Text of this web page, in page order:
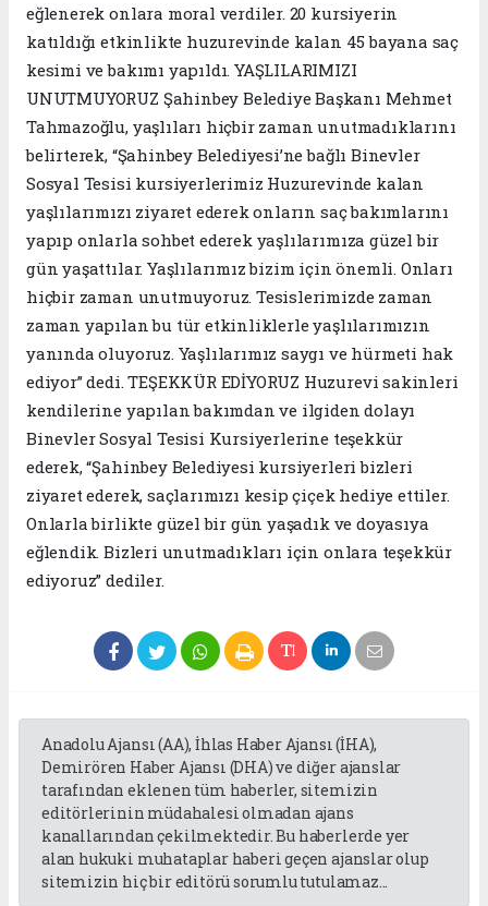
eğlenerek onlara moral verdiler. 20 kursiyerin
katıldığı etkinlikte huzurevinde kalan 45 bayana saç
kesimi ve bakımı yapıldı. YAŞLILARIMIZI
UNUTMUYORUZ Şahinbey Belediye Başkanı Mehmet
Tahmazoğlu, yaşlıları hiçbir zaman unutmadıklarını
belirterek, “Şahinbey Belediyesi’ne bağlı Binevler
Sosyal Tesisi kursiyerlerimiz Huzurevinde kalan
yaşlılarımızı ziyaret ederek onların saç bakımlarını
yapıp onlarla sohbet ederek yaşlılarımıza güzel bir
gün yaşattılar. Yaşlılarımız bizim için önemli. Onları
hiçbir zaman unutmuyoruz. Tesislerimizde zaman
zaman yapılan bu tür etkinliklerle yaşlılarımızın
yanında oluyoruz. Yaşlılarımız saygı ve hürmeti hak
ediyor” dedi. TEŞEKKÜR EDİYORUZ Huzurevi sakinleri
kendilerine yapılan bakımdan ve ilgiden dolayı
Binevler Sosyal Tesisi Kursiyerlerine teşekkür
ederek, “Şahinbey Belediyesi kursiyerleri bizleri
ziyaret ederek, saçlarımızı kesip çiçek hediye ettiler.
Onlarla birlikte güzel bir gün yaşadık ve doyasıya
eğlendik. Bizleri unutmadıkları için onlara teşekkür
ediyoruz” dediler.
Anadolu Ajansı (AA), İhlas Haber Ajansı (İHA),
Demirören Haber Ajansı (DHA) ve diğer ajanslar
tarafından eklenen tüm haberler, sitemizin
editörlerinin müdahalesi olmadan ajans
kanallarından çekilmektedir. Bu haberlerde yer
alan hukuki muhataplar haberi geçen ajanslar olup
sitemizin hiç bir editörü sorumlu tutulamaz...